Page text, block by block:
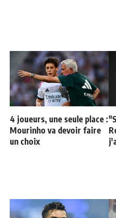
4 joueurs, une seule place :
Mourinho va devoir faire
un choix